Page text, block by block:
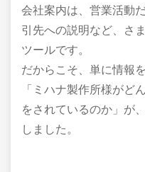
会社案内は、営業活動
引先への説明など、さ
ツールです。
だからこそ、単に情報
「ミハナ製作所様がど
をされているのか」が
しました。